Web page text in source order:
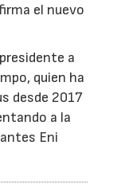
el nuevo
a
quien ha
desde 2017
a la
Eni